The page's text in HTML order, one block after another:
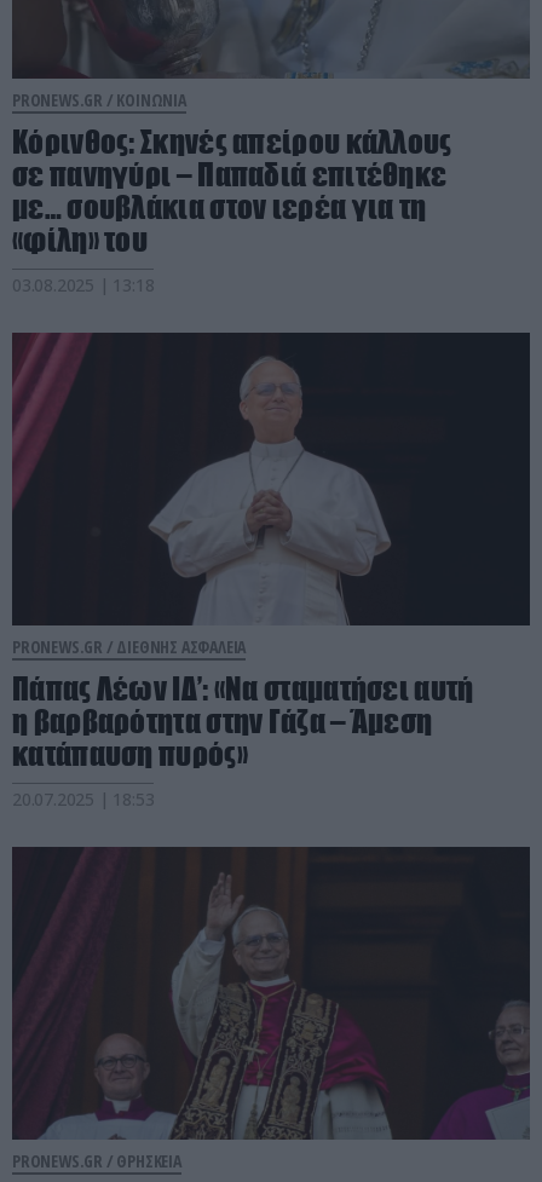
PRONEWS.GR / ΚΟΙΝΩΝΙΑ
Κόρινθος: Σκηνές απείρου κάλλους
σε πανηγύρι – Παπαδιά επιτέθηκε
με… σουβλάκια στον ιερέα για τη
«φίλη» του
03.08.2025 | 13:18
PRONEWS.GR / ΔΙΕΘΝΗΣ ΑΣΦΑΛΕΙΑ
Πάπας Λέων ΙΔ’: «Να σταματήσει αυτή
η βαρβαρότητα στην Γάζα – Άμεση
κατάπαυση πυρός»
20.07.2025 | 18:53
PRONEWS.GR / ΘΡΗΣΚΕΙΑ